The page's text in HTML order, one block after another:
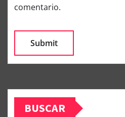
comentario.
BUSCAR